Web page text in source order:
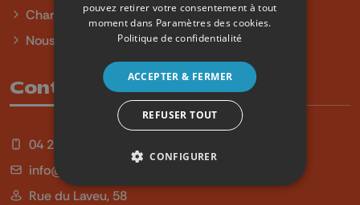
Charte sur l'égalité et la diversité
Nous contacter
Contact
04 254 99 99
info@qu4tre.be
Rue du Laveu, 58
pouvez retirer votre consentement à tout
moment dans Paramètres des cookies.
Politique de confidentialité
ACCEPTER & FERMER
REFUSER TOUT
CONFIGURER